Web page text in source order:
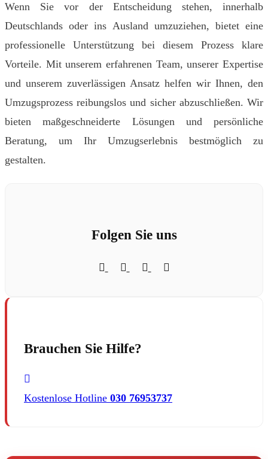
Wenn Sie vor der Entscheidung stehen, innerhalb
Deutschlands oder ins Ausland umzuziehen, bietet eine
professionelle Unterstützung bei diesem Prozess klare
Vorteile. Mit unserem erfahrenen Team, unserer Expertise
und unserem zuverlässigen Ansatz helfen wir Ihnen, den
Umzugsprozess reibungslos und sicher abzuschließen. Wir
bieten maßgeschneiderte Lösungen und persönliche
Beratung, um Ihr Umzugserlebnis bestmöglich zu
gestalten.
Folgen Sie uns
Brauchen Sie Hilfe?
Kostenlose Hotline 030 76953737